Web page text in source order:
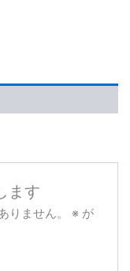
ます
りません。 ※ が